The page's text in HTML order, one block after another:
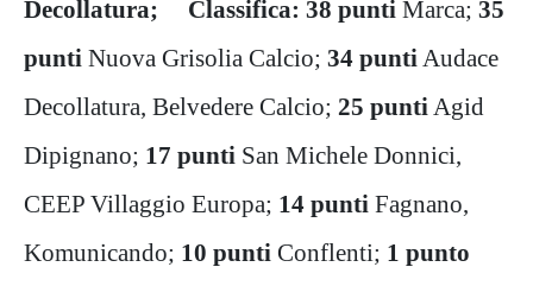
Decollatura; Classifica: 38 punti Marca; 35
punti Nuova Grisolia Calcio; 34 punti Audace
Decollatura, Belvedere Calcio; 25 punti Agid
Dipignano; 17 punti San Michele Donnici,
CEEP Villaggio Europa; 14 punti Fagnano,
Komunicando; 10 punti Conflenti; 1 punto